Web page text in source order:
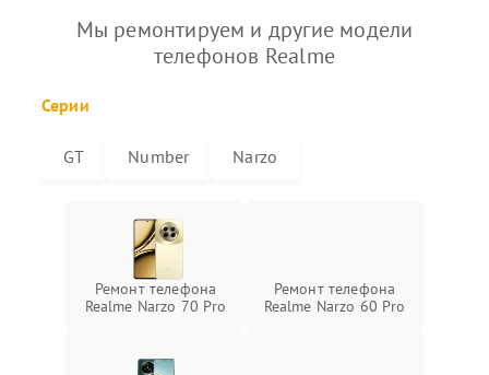
Мы ремонтируем и другие модели
телефонов Realme
Серии
GT Number Narzo
Ремонт телефона
Realme Narzo 70 Pro
Ремонт телефона
Realme Narzo 60 Pro